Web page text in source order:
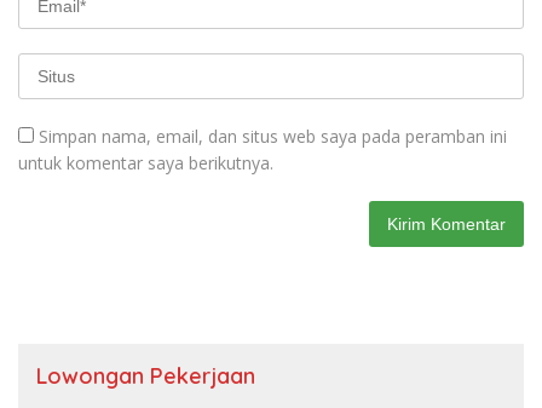
Simpan nama, email, dan situs web saya pada peramban ini
untuk komentar saya berikutnya.
Lowongan Pekerjaan